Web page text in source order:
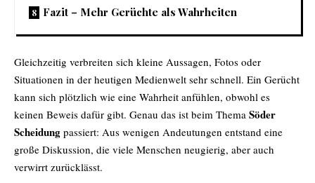
Fazit – Mehr Gerüchte als Wahrheiten
Gleichzeitig verbreiten sich kleine Aussagen, Fotos oder
Situationen in der heutigen Medienwelt sehr schnell. Ein Gerücht
kann sich plötzlich wie eine Wahrheit anfühlen, obwohl es
keinen Beweis dafür gibt. Genau das ist beim Thema Söder
Scheidung passiert: Aus wenigen Andeutungen entstand eine
große Diskussion, die viele Menschen neugierig, aber auch
verwirrt zurücklässt.